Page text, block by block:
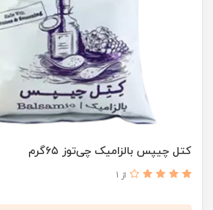
کتل چیپس بالزامیک چی‌توز ۶۵گرم
از 1